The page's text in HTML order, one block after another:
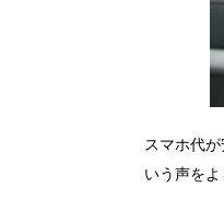
スマホ代
いう声をよ